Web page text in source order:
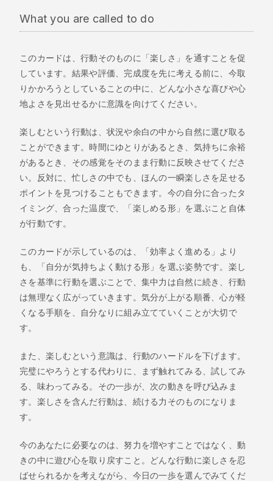
What you are called to do
このカードは、行動そのものに「楽しさ」を通すことを促
しています。結果や評価、完成度を先に考える前に、今取
りかかろうとしていることの中に、どんな小さな喜びや心
地よさを見出せるかに意識を向けてください。
楽しむという行動は、状況や余白の中から自然に選び取る
ことができます。時間にゆとりがあるとき、気持ちに余裕
があるとき、その感覚をそのまま行動に反映させてくださ
い。反対に、忙しさの中でも、ほんの一瞬楽しさを足せる
ポイントを見つけることもできます。今の自分に合ったタ
イミング、合った温度で、「楽しめる形」を選ぶこと自体
が行動です。
このカードが示しているのは、「効率よく進める」より
も、「自分が気持ちよく動ける形」を選ぶ姿勢です。楽し
さを基準に行動を選ぶことで、集中力は自然に続き、行動
は無理なく広がっていきます。気分が上がる順番、心が軽
くなる手順を、自分なりに組み立てていくことが大切で
す。
また、楽しむという意識は、行動のハードルを下げます。
完璧にやろうとする代わりに、まず触れてみる、試してみ
る、味わってみる。その一歩が、次の動きを呼び込みま
す。楽しさを含んだ行動は、続ける力そのものになりま
す。
今のあなたに必要なのは、努力を増やすことではなく、動
きの中に遊び心を取り戻すこと。どんな行動に楽しさを忍
ばせられるかを考えながら、今日の一歩を選んでみてくだ